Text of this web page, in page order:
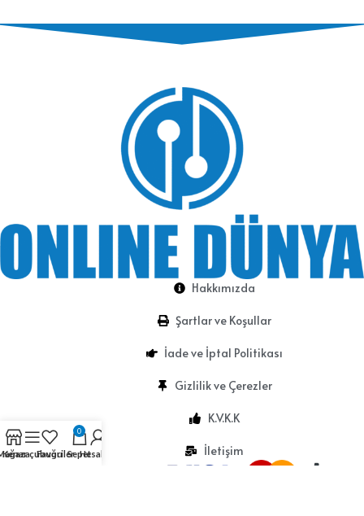
Hakkımızda
Şartlar ve Koşullar
İade ve İptal Politikası
Gizlilik ve Çerezler
K.V.K.K
İletişim
Kenar çubuğu
Favoriler
0
SepetHesabım